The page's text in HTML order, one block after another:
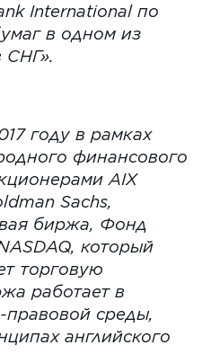
Internationalпо
в одном из
СНГ».
году в рамках
финансового
AIX
Sachs,
биржа, Фонд
, который
торговую
работает в
среды,
английского